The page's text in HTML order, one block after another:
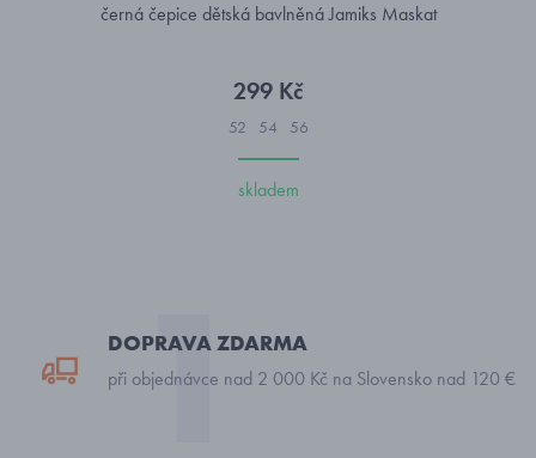
černá čepice dětská bavlněná Jamiks Maskat
299 Kč
52 54 56
skladem
DOPRAVA ZDARMA
při objednávce nad 2 000 Kč na Slovensko nad 120 €